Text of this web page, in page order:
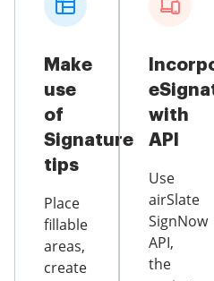
Make
use
of
Signature
tips
Place
fillable
areas,
create
with
API
Use
airSlate
SignNow
API,
the